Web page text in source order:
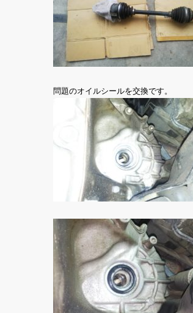
問題のオイルシールを交換です。